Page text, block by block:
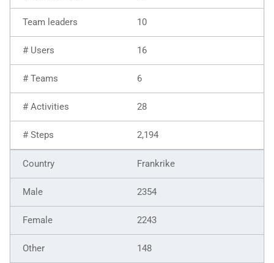
10
16
6
28
2,194
Frankrike
2354
2243
148